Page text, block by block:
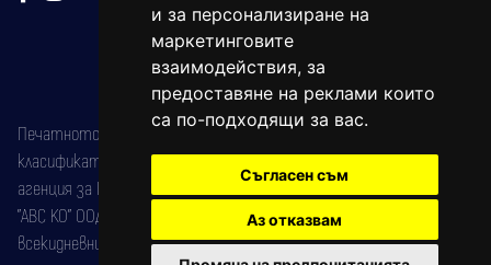
и за персонализиране на
маркетинговите
взаимодействия, за
предоставяне на реклами които
са по-подходящи за вас.
Съгласен съм
Аз отказвам
Печатното издание на вестника е регистрирано в националния
класификатор на печатните издания (Българска национална
агенция за ISSN) под номер: ISSN 1312-4722.
"АВС КО" ООД е притежател на марката: Вяра информационен
всекидневник на югозападна България, със свидетелство за марка